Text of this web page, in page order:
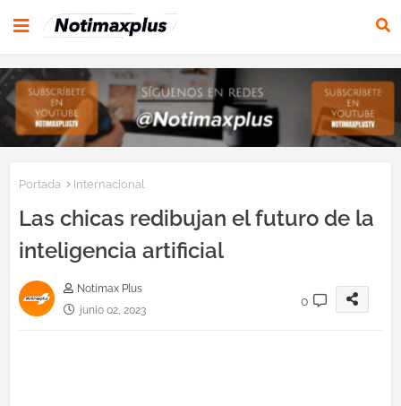
Portada Internacional
Las chicas redibujan el futuro de la
inteligencia artificial
Notimax Plus
junio 02, 2023
0